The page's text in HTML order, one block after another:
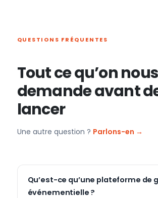
QUESTIONS FRÉQUENTES
Tout ce qu’on nous
demande avant
lancer
Une autre question ? Parlons-en →
Qu’est-ce qu’une plateforme de
événementielle ?